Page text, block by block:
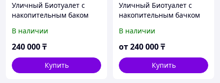
Уличный Биотуалет с
накопительным баком
В наличии
240 000₸
Купить
Уличный Биотуалет с
накопительным бачком
В наличии
от240 000₸
Купить